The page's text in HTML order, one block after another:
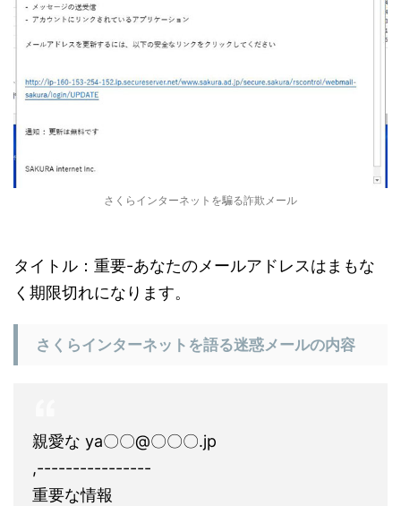
さくらインターネットを騙る詐欺メール
タイトル：重要-あなたのメールアドレスはまもな
く期限切れになります。
さくらインターネットを語る迷惑メールの内容
親愛な ya〇〇@〇〇〇.jp
,----------------
重要な情報